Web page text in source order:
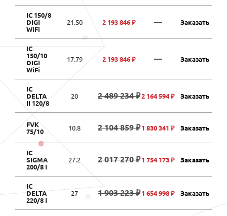
IC 150/8
DIGI
WiFi
21.50 2 193 846 ₽ — Заказать
IC
150/10
DIGI
WiFi
17.79 2 193 846 ₽ — Заказать
IC
DELTA
II 120/8
20 2 489 234 ₽2 164 594 ₽ Заказать
FVK
75/10
10.8 2 104 859 ₽ 1 830 341 ₽ Заказать
IC
SIGMA
200/8 I
27.2 2 017 270 ₽ 1 754 173 ₽ Заказать
IC
DELTA
220/8 I
27 1 903 223 ₽ 1 654 998 ₽ Заказать